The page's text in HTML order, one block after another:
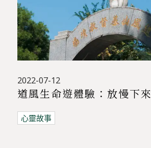
2022-07-12
道風生命遊體驗：放慢下來
心靈故事